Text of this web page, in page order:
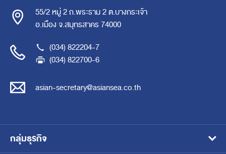
55/2 หมู่ 2 ถ.พระราม 2 ต.บางกระเจ้า
อ.เมือง จ.สมุทรสาคร 74000
(034) 822204-7
(034) 822700-6
asian-secretary@asiansea.co.th
กลุ่มธุรกิจ